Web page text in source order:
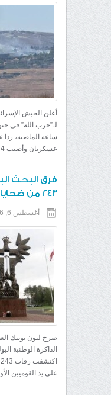
أعلن الجيش
لـ”حزب الله” في
ساعة الماضية،
عسكريان وأصيب 4 آخرون.
فرق البحث
243 من ضحايا مجزرة فولين
أغسطس 6, 2026
صرح ليون بوبيك
الذاكرة الوطنية
على يد القوميين